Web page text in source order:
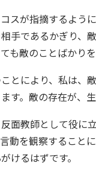
スが指摘するよう
手であるかぎり、
も敵のことばかり
とにより、私は、
す。敵の存在が、
面教師として役に
動を観察すること
けるはずです。